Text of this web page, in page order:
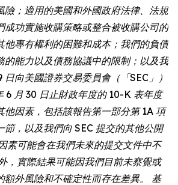
險；適用的美國和外國政府法律、法規
成功實施收購策略或整合被收購公司的
他專有權利的困難和成本；我們的負債
的能力以及債務協議中的限制；以及我
向美國證券交易委員會（「SEC」）
6 月 30 日止財政年度的 10-K 表年度
他因素，包括該報告第一部分第 1A 項
節，以及我們向 SEC 提交的其他公開
素可能會在我們未來的提交文件中不
，實際結果可能因我們目前未察覺或
額外風險和不確定性而存在差異。 基